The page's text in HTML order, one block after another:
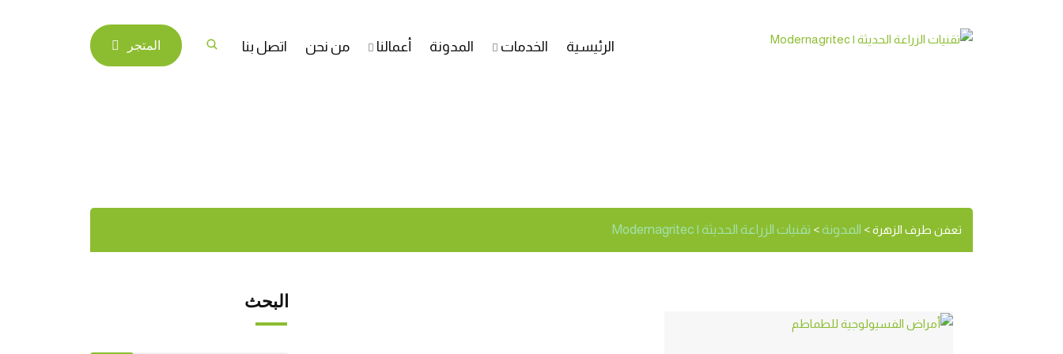
الرئيسية الخدمات المدونة أعمالنا من نحن اتصل بنا المتجر
تعفن طرف الزهرة> المدونة> تقنيات الزراعة الحديثة | Modernagritec
البحث